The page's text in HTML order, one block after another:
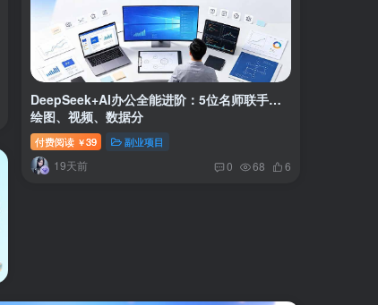
DeepSeek+AI办公全能进阶：5位名师联手…
绘图、视频、数据分
付费阅读 ￥39 副业项目
19天前 0 68 6